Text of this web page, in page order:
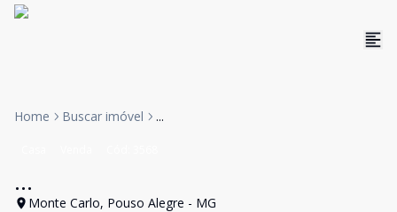
Home Buscar imóvel ...
...
Monte Carlo, Pouso Alegre - MG